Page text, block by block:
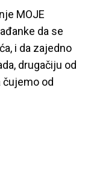
MOJE
da se
i da zajedno
drugačiju od
čujemo od